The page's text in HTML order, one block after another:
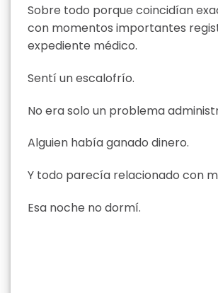
Sobre todo porque coincidían
con momentos importantes
expediente médico.
Sentí un escalofrío.
No era solo un problema
Alguien había ganado dinero.
Y todo parecía relacionado con
Esa noche no dormí.